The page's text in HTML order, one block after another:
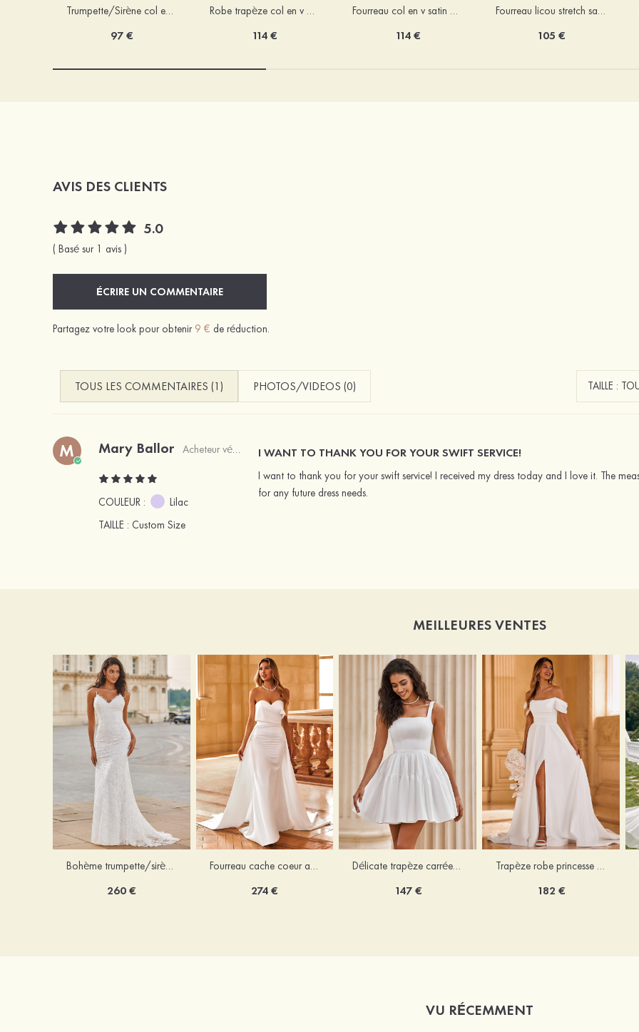
Trumpette/Sirène col en v jersey ras du sol robe de demoiselle d'honneur
97 €
Robe trapèze col en v mousseline ras du sol robe de demoiselle d'honneur
114 €
Fourreau col en v satin extensible ras du sol robe de demoiselle d'honneur
114 €
Fourreau licou stretch satin longueur cheville robe de demoiselle d'honneur
105 €
AVIS DES CLIENTS
5.0
( Basé sur 1 avis )
ÉCRIRE UN COMMENTAIRE
Partagez votre look pour obtenir 9 € de réduction.
TOUS LES COMMENTAIRES (1) PHOTOS/VIDEOS (0)
M Mary Ballor Acheteur vérifié
COULEUR :
Lilac
TAILLE : Custom Size
I WANT TO THANK YOU FOR YOUR SWIFT SERVICE!
I want to thank you for your swift service! I received my dress today and I love it. The
for any future dress needs.
MEILLEURES VENTES
Bohème trumpette/sirène col en v dentelle traîne balayage robe de mariée
260 €
Fourreau cache coeur amovible/abattable satin robe de mariée
274 €
Délicate trapèze carrée satin courte/mini robe de mariée
147 €
Trapèze robe princesse épaule dénudée traîne chapelle satin robe de mariée
182 €
VU RÉCEMMENT